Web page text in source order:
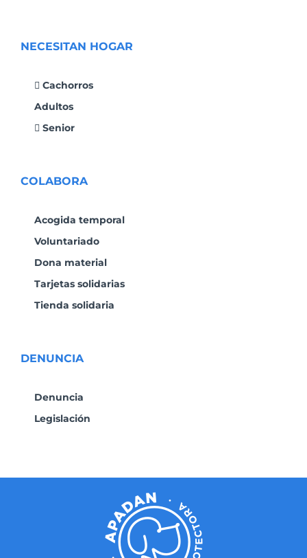
NECESITAN HOGAR
Cachorros
Adultos
Senior
COLABORA
Acogida temporal
Voluntariado
Dona material
Tarjetas solidarias
Tienda solidaria
DENUNCIA
Denuncia
Legislación